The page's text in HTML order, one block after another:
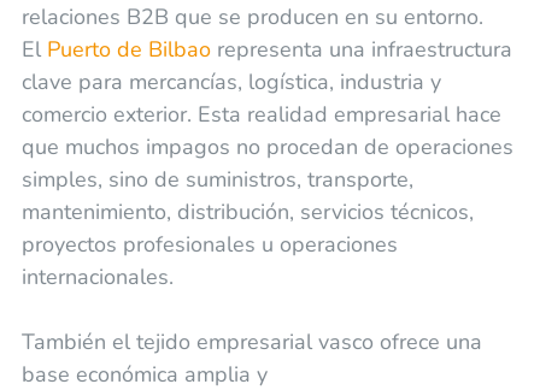
relaciones B2B que se producen en su entorno.
El Puerto de Bilbaorepresenta una infraestructura
clave para mercancías, logística, industria y
comercio exterior. Esta realidad empresarial hace
que muchos impagos no procedan de operaciones
simples, sino de suministros, transporte,
mantenimiento, distribución, servicios técnicos,
proyectos profesionales u operaciones
internacionales.
También el tejido empresarial vasco ofrece una
base económica amplia y